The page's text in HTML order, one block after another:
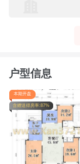
户型信息
本期开盘
含赠送得房率:87%